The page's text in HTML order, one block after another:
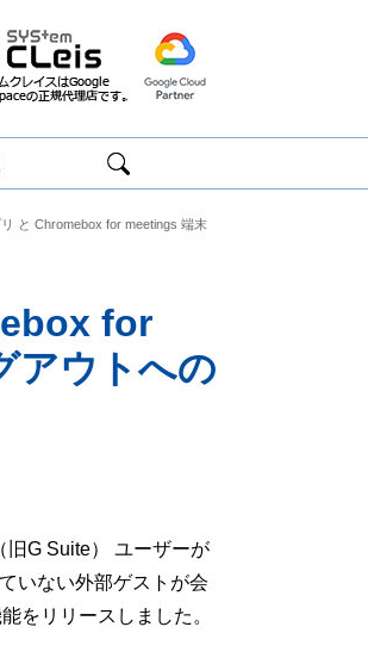
Google
と Chromebox for meetings 端末
for
アウトへの
G Suite） ユーザーが
いない外部ゲストが会
をリリースしました。